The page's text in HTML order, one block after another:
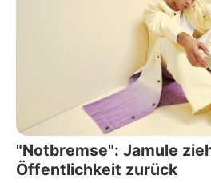
"Notbremse": Jamule
Öffentlichkeit zurück